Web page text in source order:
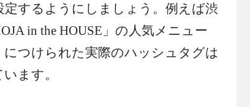
するようにしましょう。 例えば渋
in the HOUSE」の人気メニュー
につけられた実際のハッシュタグは
ます。